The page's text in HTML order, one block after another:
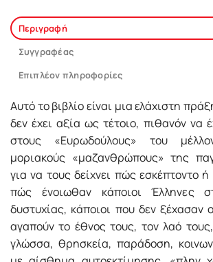
Περιγραφή
Συγγραφέας
Επιπλέον πληροφορίες
Αυτό το βιβλίο είναι μια ελάχιστη
δεν έχει αξία ως τέτοιο, πιθανόν να
στους «Ευρωδούλους» του
μοριακούς «μαζανθρώπους» της
για να τους δείχνει πώς εσκέπτοντο
πώς ένοιωθαν κάποιοι Έλληνες
δυστυχίας, κάποιοι που δεν ξέχασαν
αγαπούν το έθνος τους, τον λαό
γλώσσα, θρησκεία, παράδοση,